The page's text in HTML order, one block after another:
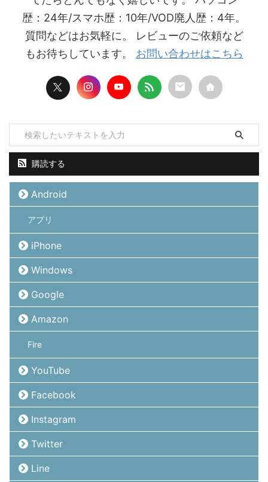
歴：24年/スマホ歴：10年/VOD廃人歴：4年。
質問などはお気軽に。 レビューのご依頼など
もお待ちしています。 お問い合わせはこちら
購読する
Android
アプリ
iPhone
Windows
Google
Amazon
Fire
YouTube
Facebook
Instagram
Twitter
Line